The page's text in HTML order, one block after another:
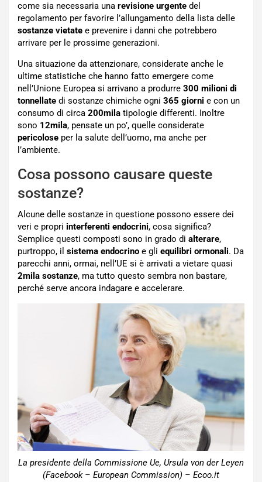
come sia necessaria una revisione urgente del
regolamento per favorire l’allungamento della lista delle
sostanze vietate e prevenire i danni che potrebbero
arrivare per le prossime generazioni.
Una situazione da attenzionare, considerate anche le
ultime statistiche che hanno fatto emergere come
nell’Unione Europea si arrivano a produrre 300 milioni di
tonnellate di sostanze chimiche ogni 365 giorni e con un
consumo di circa 200mila tipologie differenti. Inoltre
sono 12mila, pensate un po’, quelle considerate
pericolose per la salute dell’uomo, ma anche per
l’ambiente.
Cosa possono causare queste
sostanze?
Alcune delle sostanze in questione possono essere dei
veri e propri interferenti endocrini, cosa significa?
Semplice questi composti sono in grado di alterare,
purtroppo, il sistema endocrino e gli equilibri ormonali. Da
parecchi anni, ormai, nell’UE si è arrivati a vietare quasi
2mila sostanze, ma tutto questo sembra non bastare,
perché serve ancora indagare e accelerare.
La presidente della Commissione Ue, Ursula von der Leyen
(Facebook – European Commission) – Ecoo.it